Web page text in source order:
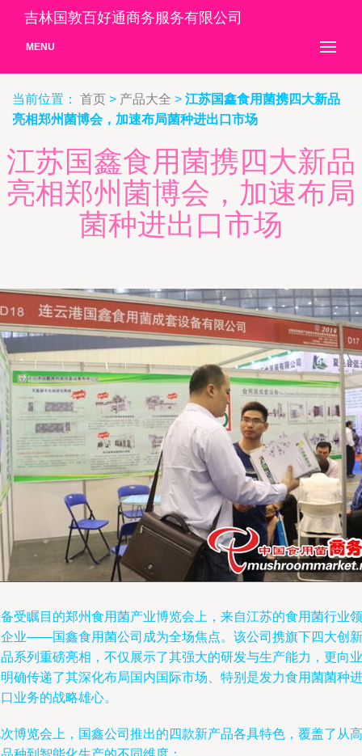
吉林国敦百好通商务服务有限公司
MENU
当前位置： 首页 > 产品大全 > 江苏国鑫食用菌携四大新品
亮相郑州菌博会，加速布局菌种进出口市场
江苏国鑫食用菌携四大新品
亮相郑州菌博会，加速布局
菌种进出口市场
受瞩目的郑州食用菌产业博览会上，来自江苏的食用菌行业领
业——国鑫食用菌公司成为全场焦点。该公司携旗下四大创新
系列重磅亮相，不仅展示了其强大的研发与生产能力，更向业
确传递了其深化布局国内国际市场、特别是发力食用菌菌种进
业务的战略雄心。
博览会上，国鑫公司推出的四款新产品各具特色，覆盖了从高